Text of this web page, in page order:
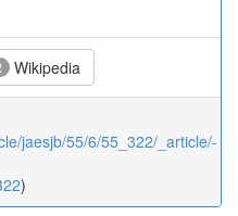
Wikipedia
jaesjb/55/6/55_322/_article/-
)